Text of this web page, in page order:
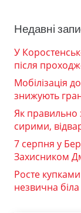
Недавні
У
після
Мобілізація
знижують
Як
сирими,
7 серпня у
Захисником
Росте
незвична біла